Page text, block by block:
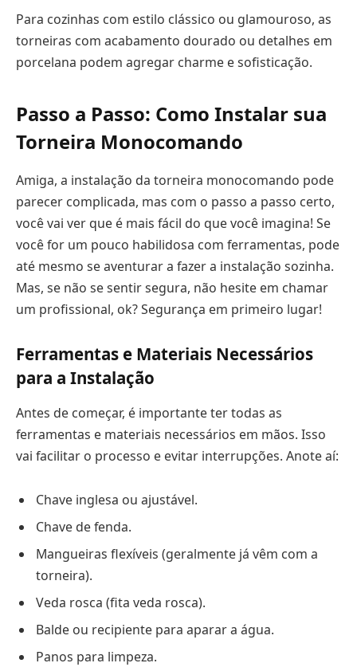
Para cozinhas com estilo clássico ou glamouroso, as
torneiras com acabamento dourado ou detalhes em
porcelana podem agregar charme e sofisticação.
Passo a Passo: Como Instalar sua
Torneira Monocomando
Amiga, a instalação da torneira monocomando pode
parecer complicada, mas com o passo a passo certo,
você vai ver que é mais fácil do que você imagina! Se
você for um pouco habilidosa com ferramentas, pode
até mesmo se aventurar a fazer a instalação sozinha.
Mas, se não se sentir segura, não hesite em chamar
um profissional, ok? Segurança em primeiro lugar!
Ferramentas e Materiais Necessários
para a Instalação
Antes de começar, é importante ter todas as
ferramentas e materiais necessários em mãos. Isso
vai facilitar o processo e evitar interrupções. Anote aí:
Chave inglesa ou ajustável.
Chave de fenda.
Mangueiras flexíveis (geralmente já vêm com a
torneira).
Veda rosca (fita veda rosca).
Balde ou recipiente para aparar a água.
Panos para limpeza.